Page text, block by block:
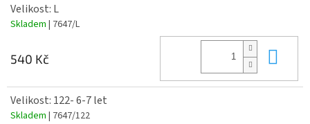
Velikost: L
Skladem | 7647/L
540 Kč
Velikost: 122- 6-7 let
Skladem | 7647/122